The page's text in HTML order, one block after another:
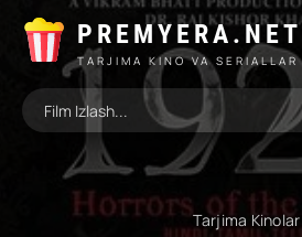
PREMYERA.NET
TARJIMA KINO VA SERIALLAR
Tarjima Kinolar